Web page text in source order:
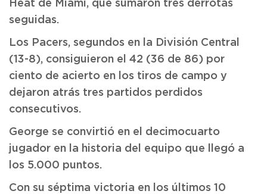
Heat de Miami, que sumaron tres derrotas
seguidas.
Los Pacers, segundos en la División Central
(13-8), consiguieron el 42 (36 de 86) por
ciento de acierto en los tiros de campo y
dejaron atrás tres partidos perdidos
consecutivos.
George se convirtió en el decimocuarto
jugador en la historia del equipo que llegó a
los 5.000 puntos.
Con su séptima victoria en los últimos 10